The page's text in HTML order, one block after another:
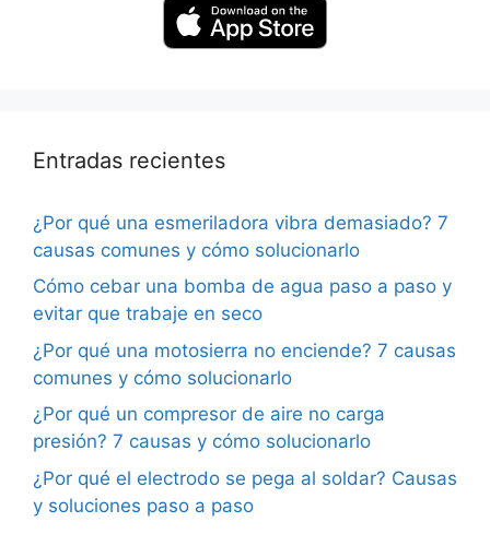
Entradas recientes
¿Por qué una esmeriladora vibra demasiado? 7
causas comunes y cómo solucionarlo
Cómo cebar una bomba de agua paso a paso y
evitar que trabaje en seco
¿Por qué una motosierra no enciende? 7 causas
comunes y cómo solucionarlo
¿Por qué un compresor de aire no carga
presión? 7 causas y cómo solucionarlo
¿Por qué el electrodo se pega al soldar? Causas
y soluciones paso a paso